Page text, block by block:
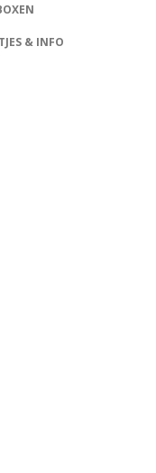
& INFO